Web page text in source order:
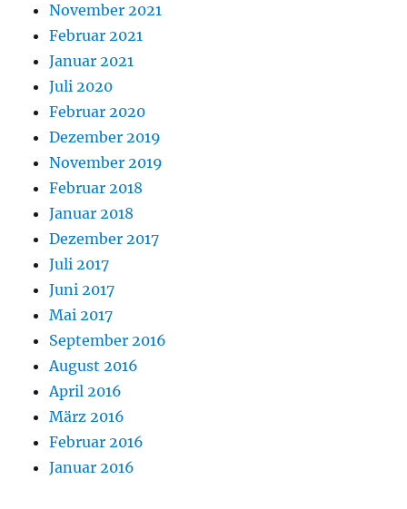
November 2021
Februar 2021
Januar 2021
Juli 2020
Februar 2020
Dezember 2019
November 2019
Februar 2018
Januar 2018
Dezember 2017
Juli 2017
Juni 2017
Mai 2017
September 2016
August 2016
April 2016
März 2016
Februar 2016
Januar 2016